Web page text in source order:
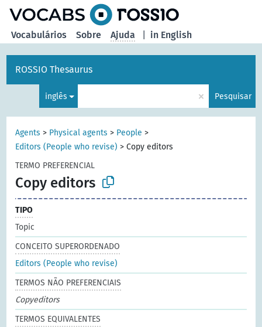
in English
Vocabulários Sobre Ajuda
ROSSIO Thesaurus
inglês × Pesquisar
Agents > Physical agents > People >
Editors (People who revise) >Copy editors
TERMO PREFERENCIAL
Copy editors
TIPO
Topic
CONCEITO SUPERORDENADO
Editors (People who revise)
TERMOS NÃO PREFERENCIAIS
Copyeditors
TERMOS EQUIVALENTES